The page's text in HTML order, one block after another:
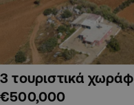
3 τουριστικά
€500,000